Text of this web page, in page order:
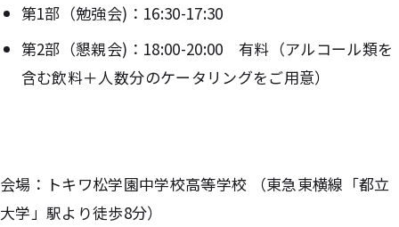
第1部（勉強会)：16:30-17:30
第2部（懇親会)：18:00-20:00 有料（アルコール類を
含む飲料＋人数分のケータリングをご用意）
会場：トキワ松学園中学校高等学校 （東急東横線「都立
大学」駅より徒歩8分）